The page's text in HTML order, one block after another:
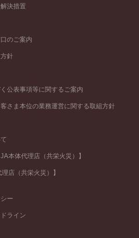
決措置
のご案内
針
公表事項等に関するご案内
さま本位の業務運営に関する取組方針
本体代理店（共栄火災）】
店（共栄火災）】
ー
ライン